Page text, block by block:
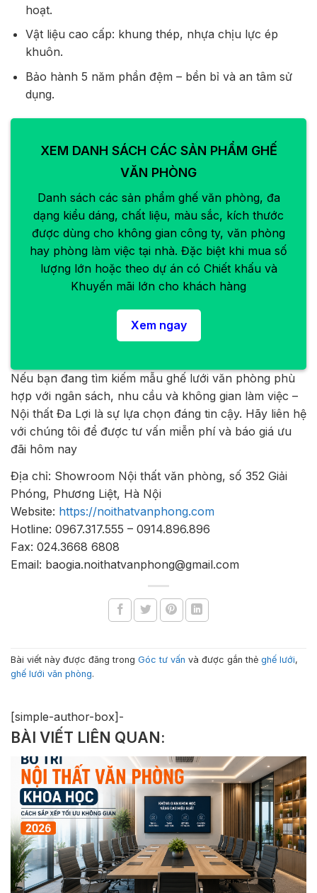
hoạt.
Vật liệu cao cấp: khung thép, nhựa chịu lực ép
khuôn.
Bảo hành 5 năm phần đệm – bền bỉ và an tâm sử
dụng.
XEM DANH SÁCH CÁC SẢN PHẨM GHẾ
VĂN PHÒNG
Danh sách các sản phẩm ghế văn phòng, đa
dạng kiểu dáng, chất liệu, màu sắc, kích thước
được dùng cho không gian công ty, văn phòng
hay phòng làm việc tại nhà. Đặc biệt khi mua số
lượng lớn hoặc theo dự án có Chiết khấu và
Khuyến mãi lớn cho khách hàng
Xem ngay
Nếu bạn đang tìm kiếm mẫu ghế lưới văn phòng phù
hợp với ngân sách, nhu cầu và không gian làm việc –
Nội thất Đa Lợi là sự lựa chọn đáng tin cậy. Hãy liên hệ
với chúng tôi để được tư vấn miễn phí và báo giá ưu
đãi hôm nay
Địa chỉ: Showroom Nội thất văn phòng, số 352 Giải
Phóng, Phương Liệt, Hà Nội
Website: https://noithatvanphong.com
Hotline: 0967.317.555 – 0914.896.896
Fax: 024.3668 6808
Email: baogia.noithatvanphong@gmail.com
Bài viết này được đăng trong Góc tư vấn và được gắn thẻ ghế lưới,
ghế lưới văn phòng.
[simple-author-box]-
BÀI VIẾT LIÊN QUAN: